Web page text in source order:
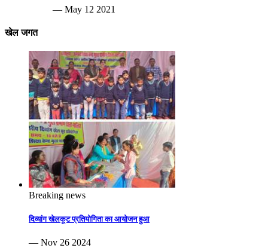
— May 12 2021
खेल जगत
Breaking news
दिव्यांग खेलकूट प्रतियोगिता का आयोजन हुआ
— Nov 26 2024